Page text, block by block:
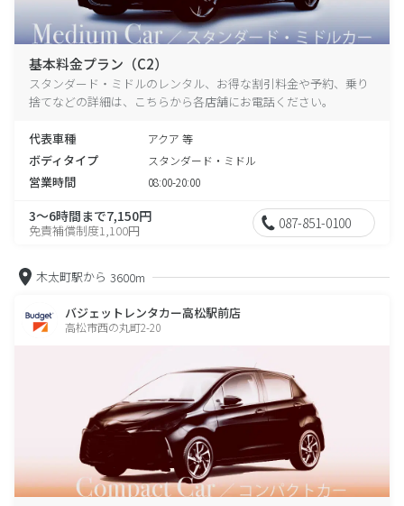
基本料金プラン（C2）
スタンダード・ミドルのレンタル、お得な割引料金や予約、乗り
捨てなどの詳細は、こちらから各店舗にお電話ください。
代表車種 アクア 等
ボディタイプ スタンダード・ミドル
営業時間 08:00-20:00
3～6時間まで7,150円
免責補償制度1,100円 087-851-0100
木太町駅から 3600m
バジェットレンタカー高松駅前店
高松市西の丸町2-20